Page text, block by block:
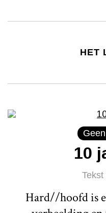
HET
10
Tekst
Hard//hoofd is